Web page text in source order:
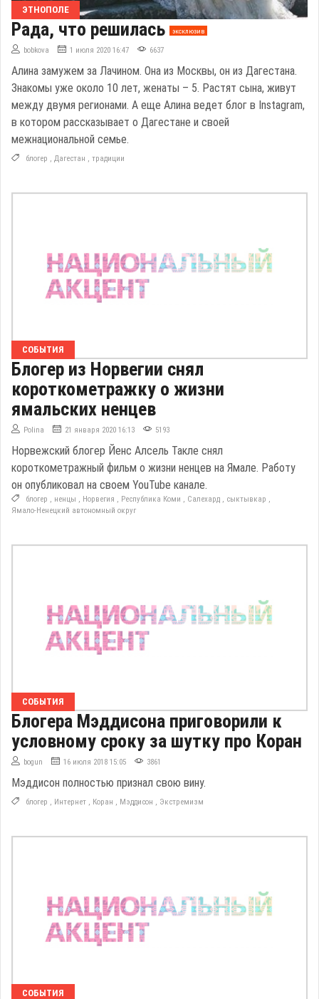
ЭТНОПОЛЕ
Рада, что решилась эксклюзив
bobkova 1 июля 2020 16:47 6637
Алина замужем за Лачином. Она из Москвы, он из Дагестана.
Знакомы уже около 10 лет, женаты – 5. Растят сына, живут
между двумя регионами. А еще Алина ведет блог в Instagram,
в котором рассказывает о Дагестане и своей
межнациональной семье.
блогер , Дагестан , традиции
СОБЫТИЯ
Блогер из Норвегии снял
короткометражку о жизни
ямальских ненцев
Polina 21 января 2020 16:13 5193
Норвежский блогер Йенс Алсель Такле снял
короткометражный фильм о жизни ненцев на Ямале. Работу
он опубликовал на своем YouTube канале.
блогер , ненцы , Норвегия , Республика Коми , Салехард , сыктывкар ,
Ямало-Ненецкий автономный округ
СОБЫТИЯ
Блогера Мэддисона приговорили к
условному сроку за шутку про Коран
bogun 16 июля 2018 15:05 3861
Мэддисон полностью признал свою вину.
блогер , Интернет , Коран , Мэддисон , Экстремизм
СОБЫТИЯ